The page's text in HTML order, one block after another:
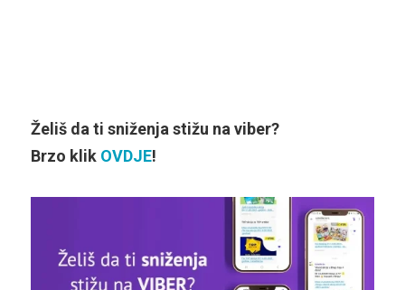
Želiš da ti sniženja stižu na viber?
Brzo klik OVDJE!